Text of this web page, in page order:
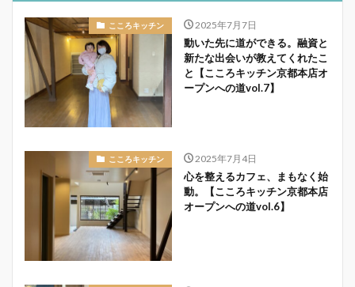
こころキッチン 2025年7月7日
動いた先に道ができる。融資と
新たな出会いが教えてくれたこ
と【こころキッチン京都本店オ
ープンへの道vol.7】
こころキッチン 2025年7月4日
心を整えるカフェ、まもなく始
動。【こころキッチン京都本店
オープンへの道vol.6】